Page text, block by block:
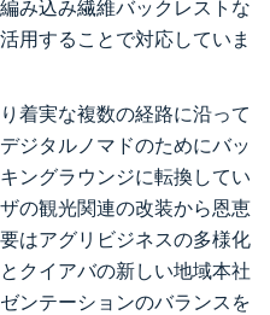
み込み繊維バックレストな
用することで対応していま
着実な複数の経路に沿って
ジタルノマドのためにバッ
ングラウンジに転換してい
の観光関連の改装から恩恵
はアグリビジネスの多様化
クイアバの新しい地域本社
ンテーションのバランスを